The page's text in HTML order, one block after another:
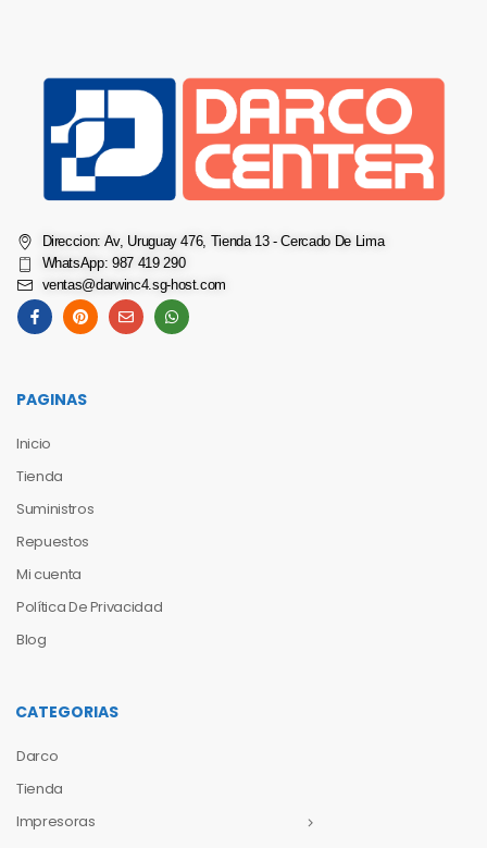
Direccion: Av, Uruguay 476, Tienda 13 - Cercado De Lima
WhatsApp: 987 419 290
ventas@darwinc4.sg-host.com
PAGINAS
Inicio
Tienda
Suministros
Repuestos
Mi cuenta
Política De Privacidad
Blog
CATEGORIAS
Darco
Tienda
Impresoras